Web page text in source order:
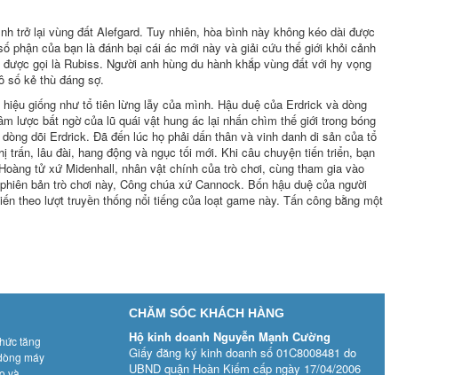
trở lại vùng đất Alefgard. Tuy nhiên, hòa bình này không kéo dài được
phận của bạn là đánh bại cái ác mới này và giải cứu thế giới khỏi cảnh
gọi là Rubiss. Người anh hùng du hành khắp vùng đất với hy vọng
số kẻ thù đáng sợ.
giống như tổ tiên lừng lẫy của mình. Hậu duệ của Erdrick và dòng
lược bất ngờ của lũ quái vật hung ác lại nhấn chìm thế giới trong bóng
dõi Erdrick. Đã đến lúc họ phải dấn thân và vinh danh di sản của tổ
lâu đài, hang động và ngục tối mới. Khi câu chuyện tiến triển, bạn
tử xứ Midenhall, nhân vật chính của trò chơi, cùng tham gia vào
bản trò chơi này, Công chúa xứ Cannock. Bốn hậu duệ của người
theo lượt truyền thống nổi tiếng của loạt game này. Tấn công bằng một
tăng
máy
CHĂM SÓC KHÁCH HÀNG
Hộ kinh doanh Nguyễn Mạnh Cường
Giấy đăng ký kinh doanh số 01C8008481 do
UBND quận Hoàn Kiếm cấp ngày 17/04/2006